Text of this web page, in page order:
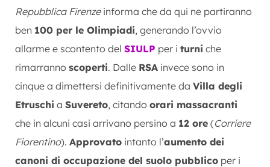
Repubblica Firenzeinforma che da qui ne partiranno
ben 100 per le Olimpiadi, generando l’ovvio
allarme e scontento del SIULP per i turni che
rimarranno scoperti. Dalle RSA invece sono in
cinque a dimettersi definitivamente da Villa degli
Etruschi a Suvereto, citando orari massacranti
che in alcuni casi arrivano persino a 12 ore (Corriere
Fiorentino). Approvato intanto l’aumento dei
canoni di occupazione del suolo pubblico per i